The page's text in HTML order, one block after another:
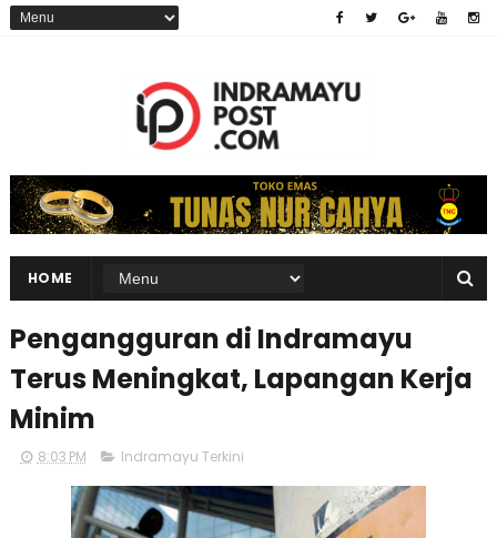
HOME
Pengangguran di Indramayu
Terus Meningkat, Lapangan Kerja
Minim
8:03 PM Indramayu Terkini